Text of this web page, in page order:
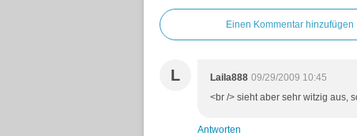
Einen Kommentar hinzufügen
L Laila888 09/29/2009 10:45
<br /> sieht aber sehr witzig aus,
Antworten